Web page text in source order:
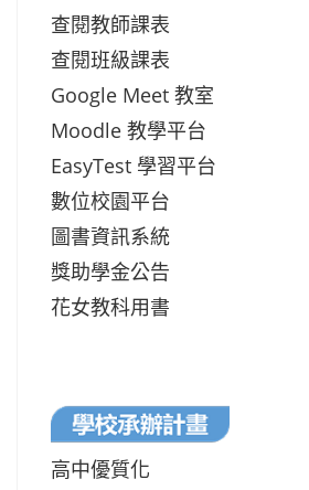
查閱教師課表
查閱班級課表
Google Meet 教室
Moodle 教學平台
EasyTest 學習平台
數位校園平台
圖書資訊系統
獎助學金公告
花女教科用書
高中優質化